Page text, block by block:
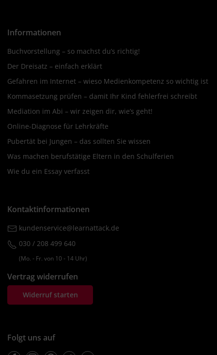
Informationen
Buchvorstellung – so machst du’s richtig!
Der Dreisatz – einfach erklärt
Gefahren im Internet – wieso Medienkompetenz so wichtig ist
Kommasetzung prüfen – damit Ihr Kind fehlerfrei schreibt
Mediation im Abi – wir zeigen dir, wie’s geht!
Online-Diagnose für Lehrkräfte
Pubertät bei Jungen – das sollten Sie wissen
Was machen berufstätige Eltern in den Schulferien
Wie du ein Essay verfasst
Kontaktinformationen
kundenservice@learnattack.de
030 / 208 499 640
(Mo. ‐ Fr. von 10 ‐ 14 Uhr)
Vertrag widerrufen
Widerruf starten
Folgt uns auf
FacebookInstagramPinterestTwitterYoutube